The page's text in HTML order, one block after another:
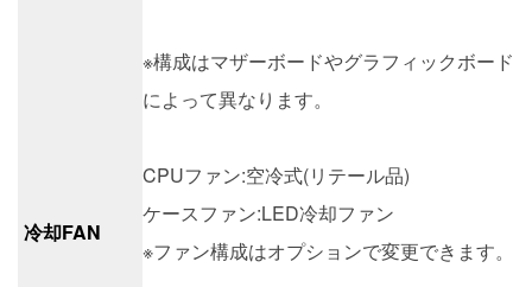
※構成はマザーボードやグラフィックボード
によって異なります。
冷却FAN
CPUファン:空冷式(リテール品)
ケースファン:LED冷却ファン
※ファン構成はオプションで変更できます。